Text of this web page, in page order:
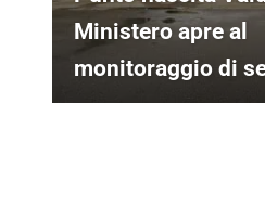
Ministero apre al
monitoraggio di